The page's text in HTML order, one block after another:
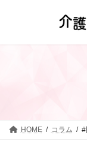
HOME コラム #